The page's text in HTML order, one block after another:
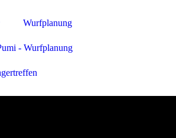
Wurfplanung
- Wurfplanung